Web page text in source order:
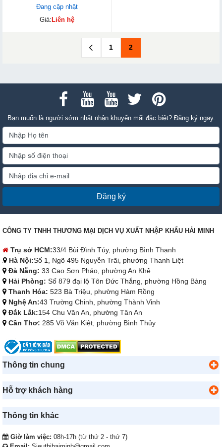
Đang cập nhật
Giá: Liên hệ
1 2
Bạn muốn là người sớm nhất nhận khuyến mãi đặc biệt? Đăng ký ngay.
Đăng ký
CÔNG TY TNHH THƯƠNG MẠI DỊCH VỤ XUẤT NHẬP KHẨU HẢI MINH
Trụ sở HCM:33/4 Bùi Đình Túy, phường Bình Thạnh
Hà Nội:Số 1, Ngõ 495 Nguyễn Trãi, phường Thanh Liệt
Đà Nẵng: 33 Cao Sơn Pháo, phường An Khê
Hải Phòng: Số 879 đại lộ Tôn Đức Thắng, phường Hồng Bàng
Thanh Hóa: 523 Bà Triệu, phường Hàm Rồng
Nghệ An:43 Trường Chinh, phường Thành Vinh
Đắk Lắk:154 Chu Văn An, phường Tân An
Cần Thơ: 285 Võ Văn Kiệt, phường Bình Thủy
Thông tin chung
Hỗ trợ khách hàng
Thông tin khác
Giờ làm việc: 08h-17h (từ thứ 2 - thứ 7)